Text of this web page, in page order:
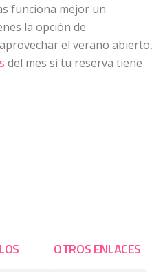
funciona mejor un
la opción de
el verano abierto,
del mes si tu reserva tiene
OTROS ENLACES